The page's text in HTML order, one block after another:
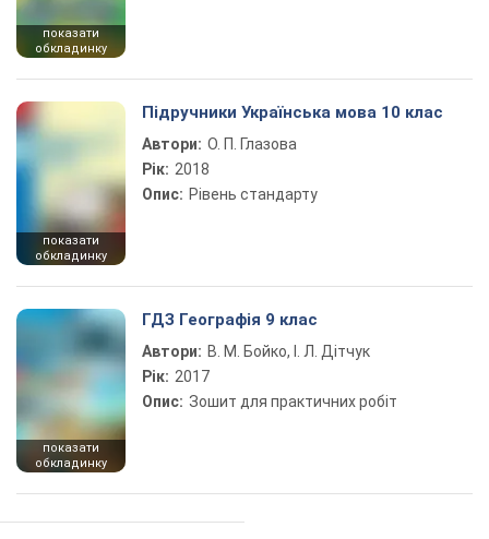
показати
обкладинку
показати
обкладинку
Підручники Українська мова 10 клас
Автори: О. П. Глазова
Рік: 2018
Опис: Рівень стандарту
показати
обкладинку
ГДЗ Географія 9 клас
Автори: В. М. Бойко, І. Л. Дітчук
Рік: 2017
Опис: Зошит для практичних робіт